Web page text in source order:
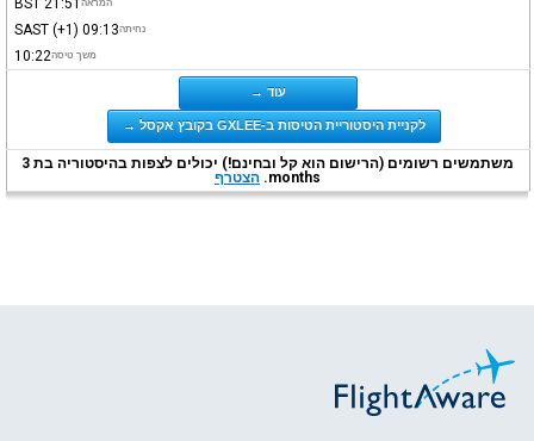
המראה
נחיתה09:13
SAST(+1)
משך טיסה10:22
עוד →
לקניית היסטוריית הטיסות ב-GXLEE בקובץ אקסל →
משתמשים רשומים (הרישום הוא קל ובחינם!) יכולים לצפות בהיסטוריה בת 3
months. הצטרף